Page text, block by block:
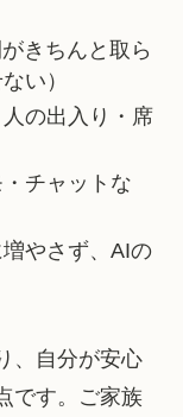
きちんと取ら
い）
の出入り・席
チャットな
やさず、AIの
、自分が安心
です。ご家族